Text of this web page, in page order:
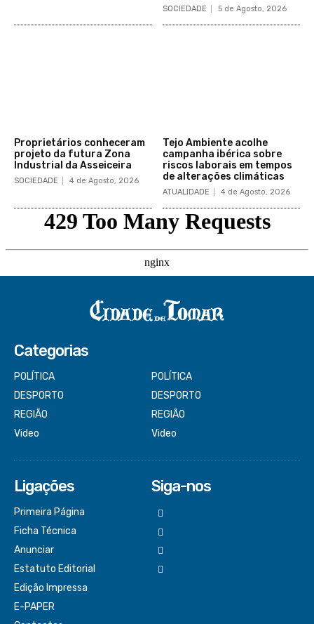
SOCIEDADE 5 de Agosto, 2026
Proprietários conheceram
projeto da futura Zona
Industrial da Asseiceira
SOCIEDADE 4 de Agosto, 2026
Tejo Ambiente acolhe
campanha ibérica sobre
riscos laborais em tempos
de alterações climáticas
ATUALIDADE 4 de Agosto, 2026
Categorias
POLÍTICA
DESPORTO
REGIÃO
Video
POLÍTICA
DESPORTO
REGIÃO
Video
Ligações
Primeira Página
Ficha Técnica
Anunciar
Estatuto Editorial
Edição Impressa
E-PAPER
Siga-nos